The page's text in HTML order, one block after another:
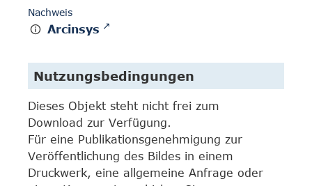
Nachweis
Arcinsys
Nutzungsbedingungen
Dieses Objekt steht nicht frei zum
Download zur Verfügung.
Für eine Publikationsgenehmigung zur
Veröffentlichung des Bildes in einem
Druckwerk, eine allgemeine Anfrage oder